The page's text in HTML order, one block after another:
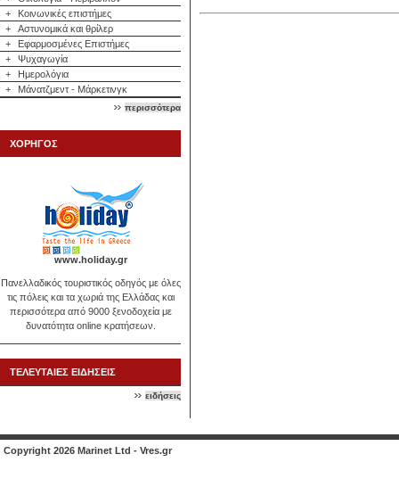
+
Κοινωνικές επιστήμες
+
Αστυνομικά και θρίλερ
+
Εφαρμοσμένες Επιστήμες
+
Ψυχαγωγία
+
Ημερολόγια
+
Μάνατζμεντ - Μάρκετινγκ
περισσότερα
ΧΟΡΗΓΟΣ
www.holiday.gr
Πανελλαδικός τουριστικός οδηγός με όλες
τις πόλεις και τα χωριά της Ελλάδας και
περισσότερα από 9000 ξενοδοχεία με
δυνατότητα online κρατήσεων.
ΤΕΛΕΥΤΑΙΕΣ ΕΙΔΗΣΕΙΣ
ειδήσεις
Copyright 2026 Marinet Ltd - Vres.gr